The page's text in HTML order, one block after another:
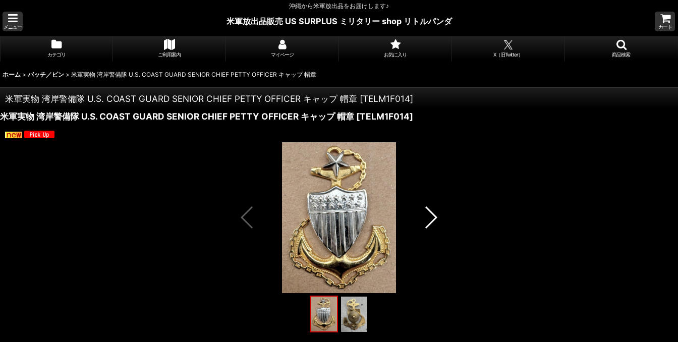
沖縄から米軍放出品をお届けします♪
メニュー
米軍放出品販売 US SURPLUS ミリタリー shop リトルパンダ
カート
カテゴリ ご利用案内 マイページ お気に入り X（旧Twitter） 商品検索
ホーム > バッチ／ピン > 米軍実物 湾岸警備隊 U.S. COAST GUARD SENIOR CHIEF PETTY OFFICER キャップ 帽章
米軍実物 湾岸警備隊 U.S. COAST GUARD SENIOR CHIEF PETTY OFFICER キャップ 帽章 [TELM1F014]
米軍実物 湾岸警備隊 U.S. COAST GUARD SENIOR CHIEF PETTY OFFICER キャップ 帽章 [TELM1F014]